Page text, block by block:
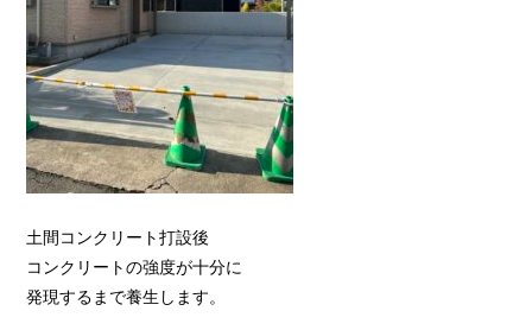
土間コンクリート打設後
コンクリートの強度が十分に
発現するまで養生します。